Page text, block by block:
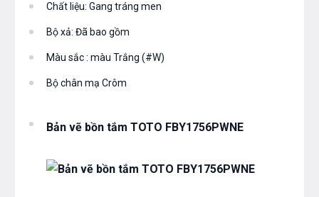
Chất liệu: Gang tráng men
Bộ xả: Đã bao gồm
Màu sắc : màu Trắng (#W)
Bộ chân mạ Crôm
Bản vẽ bồn tắm TOTO FBY1756PWNE